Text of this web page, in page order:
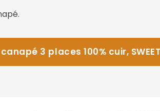
3 places 100% cuir,